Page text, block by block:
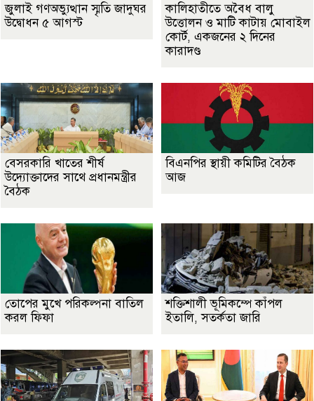
জুলাই গণঅভ্যুত্থান স্মৃতি জাদুঘর
উদ্বোধন ৫ আগস্ট
কালিহাতীতে অবৈধ বালু
উত্তোলন ও মাটি কাটায় মোবাইল
কোর্ট, একজনের ২ দিনের
কারাদণ্ড
বেসরকারি খাতের শীর্ষ
উদ্যোক্তাদের সাথে প্রধানমন্ত্রীর
বৈঠক
বিএনপির স্থায়ী কমিটির বৈঠক
আজ
তোপের মুখে পরিকল্পনা বাতিল
করল ফিফা
শক্তিশালী ভূমিকম্পে কাঁপল
ইতালি, সতর্কতা জারি